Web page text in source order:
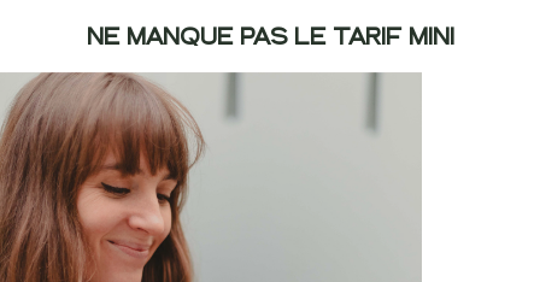
NE MANQUE PAS LE TARIF MINI